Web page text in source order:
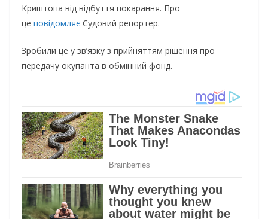
Криштопа від відбуття покарання. Про
це повідомляє Судовий репортер.
Зробили це у зв’язку з прийняттям рішення про
передачу окупанта в обмінний фонд.